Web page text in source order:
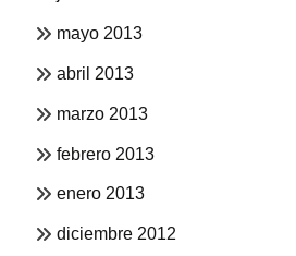
mayo 2013
abril 2013
marzo 2013
febrero 2013
enero 2013
diciembre 2012